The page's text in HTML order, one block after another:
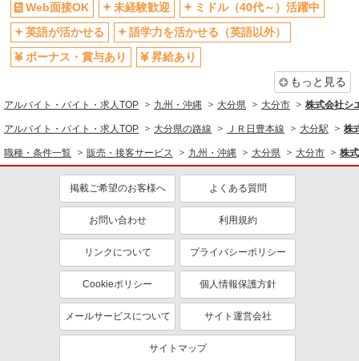
Web面接OK
未経験歓迎
ミドル（40代～）活躍中
英語が活かせる
語学力を活かせる（英語以外）
ボーナス・賞与あり
昇給あり
もっと見る
アルバイト・バイト・求人TOP 九州・沖縄 大分県 大分市 株式会社シ
アルバイト・バイト・求人TOP 大分県の路線 ＪＲ日豊本線 大分駅 株
職種・条件一覧 販売・接客サービス 九州・沖縄 大分県 大分市 株
掲載ご希望のお客様へ よくある質問
お問い合わせ 利用規約
リンクについて プライバシーポリシー
Cookieポリシー 個人情報保護方針
メールサービスについて サイト運営会社
サイトマップ